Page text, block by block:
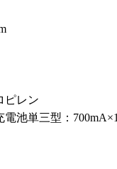
ピレン
池単三型：